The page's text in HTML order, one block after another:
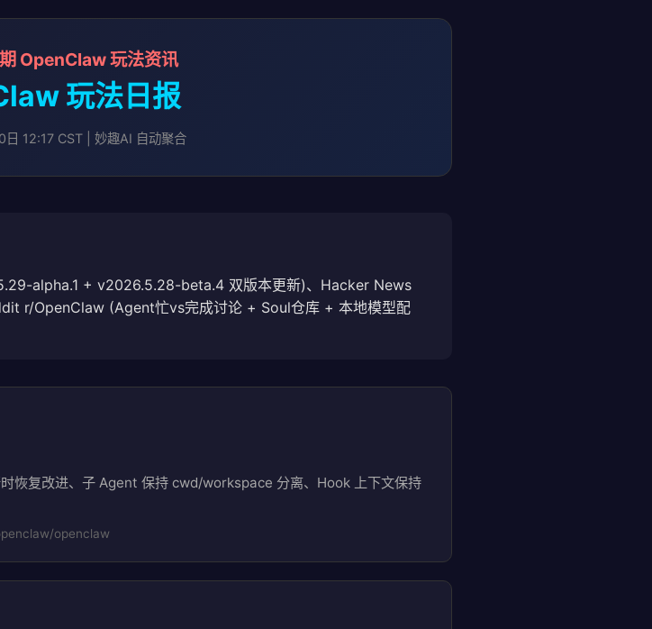
OpenClaw 玩法资讯
玩法日报
12:17 CST | 妙趣AI 自动聚合
alpha.1 + v2026.5.28-beta.4 双版本更新)、Hacker News
r/OpenClaw (Agent忙vs完成讨论 + Soul仓库 + 本地模型配
恢复改进、子 Agent 保持 cwd/workspace 分离、Hook 上下文保持
openclaw